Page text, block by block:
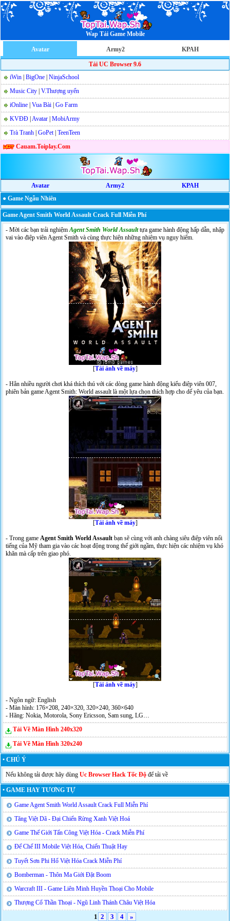
Wap Tải Game Mobile
Avatar Army2 KPAH
Tải UC Browser 9.6
iWin BigOne NinjaSchool
Music City V.Thượng uyển
iOnline Vua Bài Go Farm
KVĐĐ Avatar MobiArmy
Trà Tranh GoPet| TeenTeen
Cauam.Toiplay.Com
Avatar Army2
KPAH
● Game Ngẫu Nhiên
Game Agent Smith World Assault Crack Full Miễn Phí
- Mời các bạn trải nghiệmAgent Smith World Assaulttựa game hành động hấp dẫn, nhập
vai vào điệp viên Agent Smith và cùng thực hiện những nhiệm vụ nguy hiểm.
[Tải ảnh về máy]
- Hẳn nhiều người chơi khá thích thú với các dòng game hành động kiểu điệp viên 007,
phiên bản game Agent Smith: World assault là một lựa chọn thích hợp cho dế yêu của bạn.
[Tải ảnh về máy]
- Trong game Agent Smith World Assault bạn sẽ cùng với anh chàng siêu điệp viên nổi
tiếng của Mỹ tham gia vào các hoạt động trong thế giới ngầm, thực hiện các nhiệm vụ khó
khăn mà cấp trên giao phó.
[Tải ảnh về máy]
- Ngôn ngữ: English
- Màn hình: 176×208, 240×320, 320×240, 360×640
- Hãng: Nokia, Motorola, Sony Ericsson, Sam sung, LG…
Tải Về Màn Hình 240x320
Tải Về Màn Hình 320x240
• CHÚ Ý
Nếu không tải được hãy dùng Uc Browser Hack Tốc Độ để tải về
• GAME HAY TƯƠNG TỰ
Game Agent Smith World Assault Crack Full Miễn Phí
Tăng Việt Dã - Đại Chiến Rừng Xanh Việt Hoá
Game Thế Giới Tấn Công Việt Hóa - Crack Miễn Phí
Đế Chế III Mobile Việt Hóa, Chiến Thuật Hay
Tuyết Sơn Phi Hổ Việt Hóa Crack Miễn Phí
Bomberman - Thôn Ma Giới Đặt Boom
Warcraft III - Game Liên Minh Huyền Thoại Cho Mobile
Thượng Cổ Thần Thoại - Ngũ Linh Thánh Châu Việt Hóa
1 2 3 4 »